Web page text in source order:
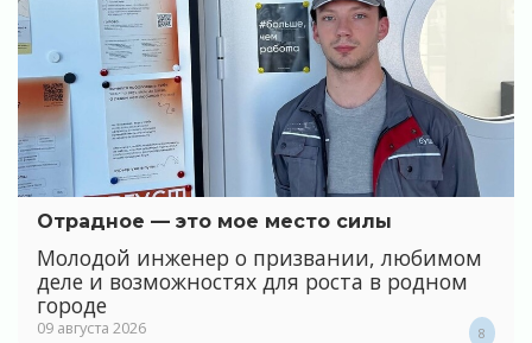
Отрадное — это мое место силы
Молодой инженер о призвании, любимом
деле и возможностях для роста в родном
городе
09 августа 2026 8